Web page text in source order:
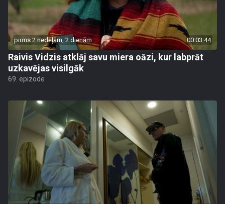
pirms 2 nedēļām, 2 dienām 00:03:44
Raivis Vidzis atklāj savu miera oāzi, kur labprāt
uzkavējas visilgāk
69. epizode